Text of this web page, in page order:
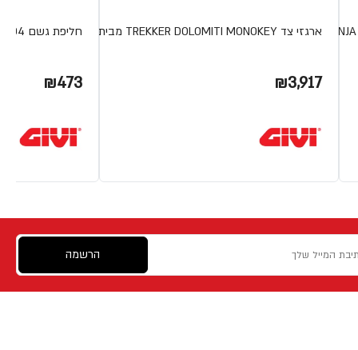
ארגזי צד TREKKER DOLOMITI MONOKEY מבית Givi
₪3,917
חליפת גשם RRS04 מבית Givi
₪473
הרשמה